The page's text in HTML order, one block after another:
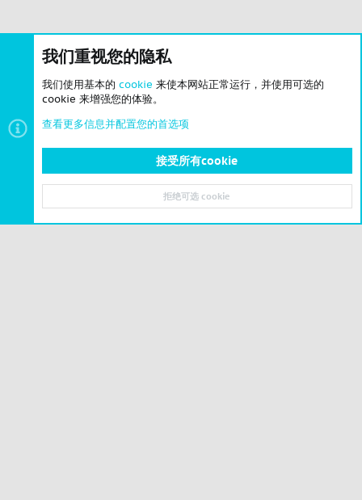
我们重视您的隐私
我们使用基本的 cookie 来使本网站正常运行，并使用可选的
cookie 来增强您的体验。
查看更多信息并配置您的首选项
接受所有cookie
拒绝可选 cookie